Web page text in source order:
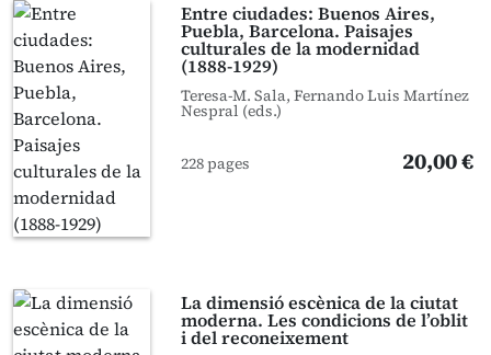
Entre ciudades: Buenos Aires,
Puebla, Barcelona. Paisajes
culturales de la modernidad
(1888-1929)
Teresa-M. Sala, Fernando Luis Martínez
Nespral (eds.)
228 pages 20,00 €
La dimensió escènica de la ciutat
moderna. Les condicions de l’oblit
i del reconeixement